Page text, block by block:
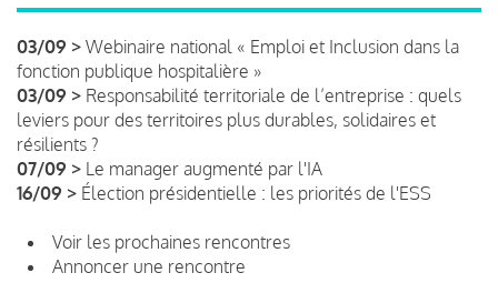
03/09 > Webinaire national « Emploi et Inclusion dans la
fonction publique hospitalière »
03/09 > Responsabilité territoriale de l’entreprise : quels
leviers pour des territoires plus durables, solidaires et
résilients ?
07/09 > Le manager augmenté par l'IA
16/09 > Élection présidentielle : les priorités de l'ESS
Voir les prochaines rencontres
Annoncer une rencontre